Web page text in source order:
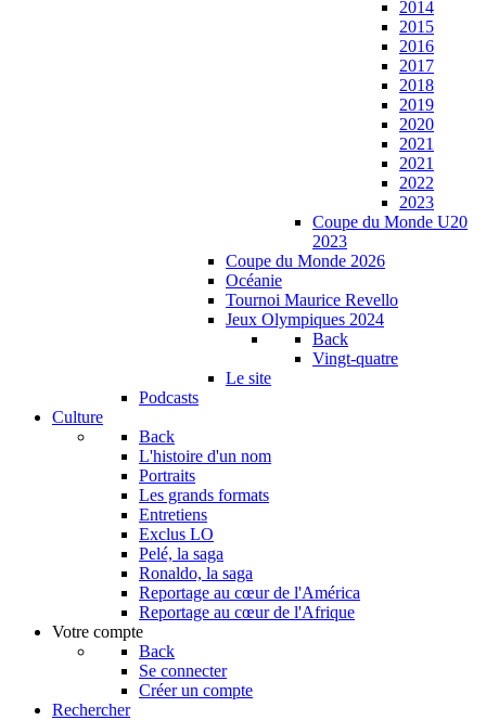
2014
2015
2016
2017
2018
2019
2020
2021
2021
2022
2023
Coupe du Monde U20
2023
Coupe du Monde 2026
Océanie
Tournoi Maurice Revello
Jeux Olympiques 2024
Back
Vingt-quatre
Le site
Podcasts
Culture
Back
L'histoire d'un nom
Portraits
Les grands formats
Entretiens
Exclus LO
Pelé, la saga
Ronaldo, la saga
Reportage au cœur de l'América
Reportage au cœur de l'Afrique
Votre compte
Back
Se connecter
Créer un compte
Rechercher